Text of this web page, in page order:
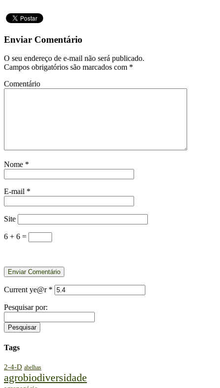
Enviar Comentário
O seu endereço de e-mail não será publicado.
Campos obrigatórios são marcados com *
Comentário
Nome *
E-mail *
Site
6 + 6 =
Current ye@r *
Pesquisar por:
Tags
2-4-D abelhas
agrobiodiversidade